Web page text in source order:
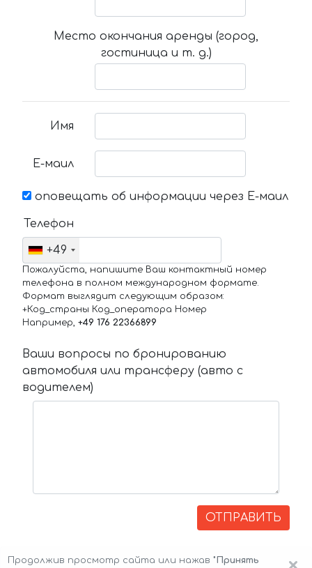
Место окончания аренды (город,
гостиница и т. д.)
Имя
Е-маил
оповещать об информации через Е-маил
Телефон
+49
Пожалуйста, напишите Ваш контактный номер
телефона в полном международном формате.
Формат выглядит следующим образом:
+Код_страны Код_оператора Номер
Например, +49 176 22366899
Ваши вопросы по бронированию
автомобиля или трансферу (авто с
водителем)
ОТПРАВИТЬ
Продолжив просмотр сайта или нажав "Принять